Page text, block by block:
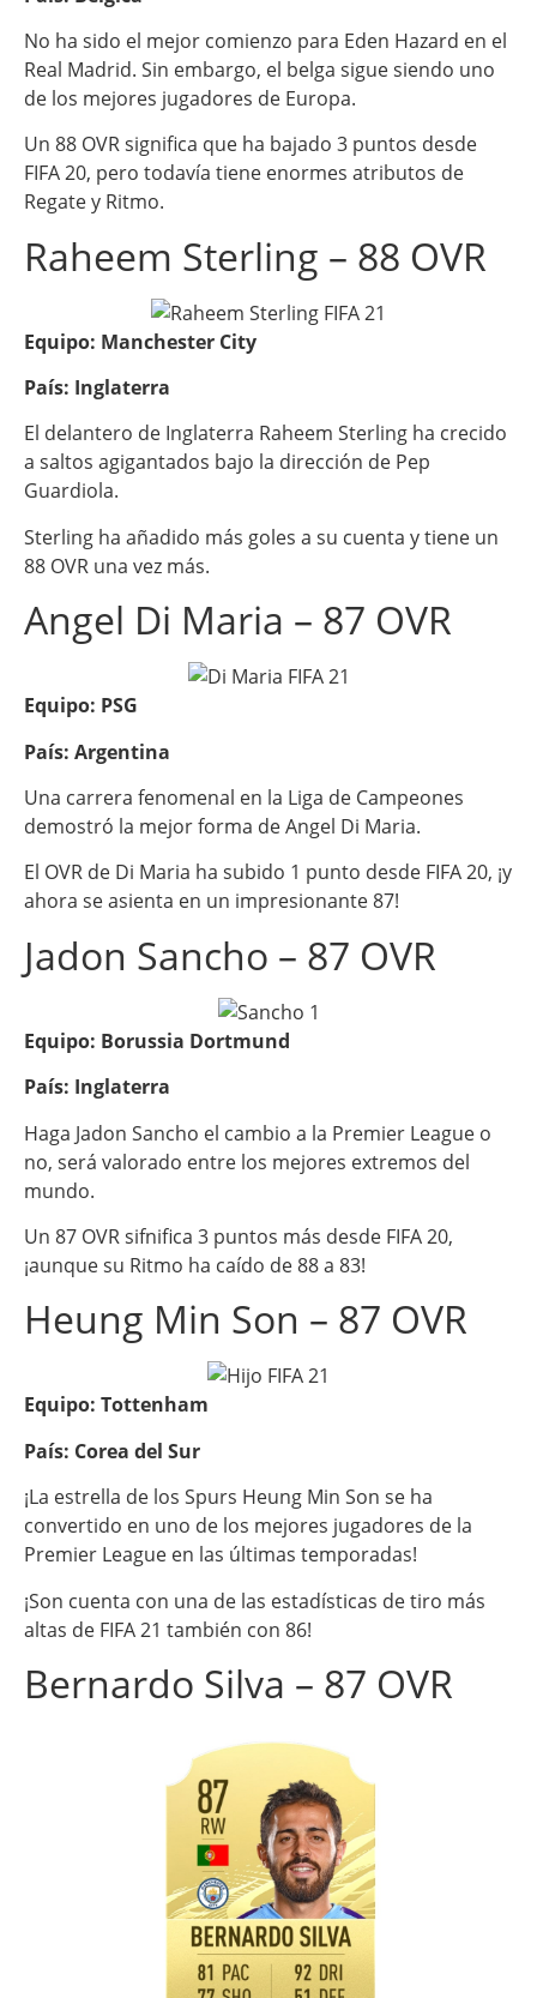
No ha sido el mejor comienzo para Eden Hazard en el
Real Madrid. Sin embargo, el belga sigue siendo uno
de los mejores jugadores de Europa.
Un 88 OVR significa que ha bajado 3 puntos desde
FIFA 20, pero todavía tiene enormes atributos de
Regate y Ritmo.
Raheem Sterling – 88 OVR
Equipo: Manchester City
País: Inglaterra
El delantero de Inglaterra Raheem Sterling ha crecido
a saltos agigantados bajo la dirección de Pep
Guardiola.
Sterling ha añadido más goles a su cuenta y tiene un
88 OVR una vez más.
Angel Di Maria – 87 OVR
Equipo: PSG
País: Argentina
Una carrera fenomenal en la Liga de Campeones
demostró la mejor forma de Angel Di Maria.
El OVR de Di Maria ha subido 1 punto desde FIFA 20, ¡y
ahora se asienta en un impresionante 87!
Jadon Sancho – 87 OVR
Equipo: Borussia Dortmund
País: Inglaterra
Haga Jadon Sancho el cambio a la Premier League o
no, será valorado entre los mejores extremos del
mundo.
Un 87 OVR sifnifica 3 puntos más desde FIFA 20,
¡aunque su Ritmo ha caído de 88 a 83!
Heung Min Son – 87 OVR
Equipo: Tottenham
País: Corea del Sur
¡La estrella de los Spurs Heung Min Son se ha
convertido en uno de los mejores jugadores de la
Premier League en las últimas temporadas!
¡Son cuenta con una de las estadísticas de tiro más
altas de FIFA 21 también con 86!
Bernardo Silva – 87 OVR